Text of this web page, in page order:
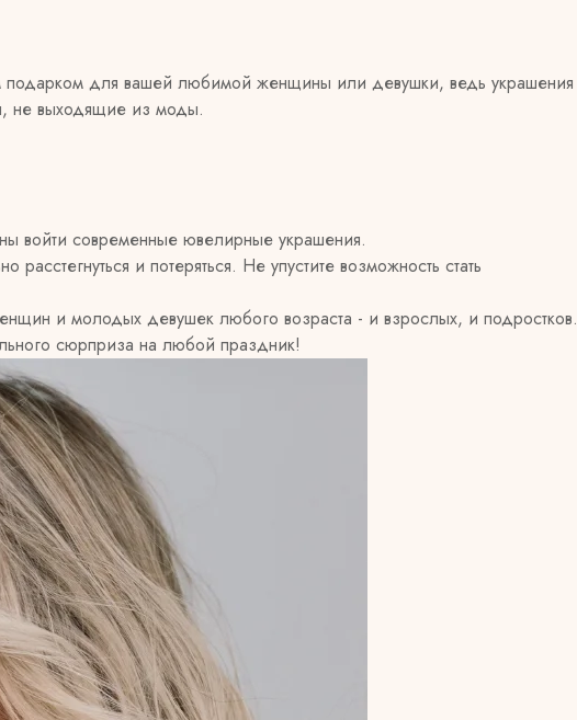
для вашей любимой женщины или девушки, ведь украшения
не выходящие из моды.
войти современные ювелирные украшения.
и потеряться. Не упустите возможность стать
и молодых девушек любого возраста - и взрослых, и подростков.
сюрприза на любой праздник!